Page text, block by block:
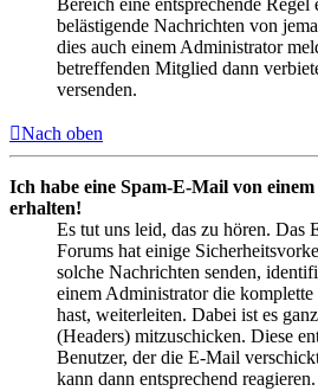
Bereich eine entsprechende Regel
belästigende Nachrichten von
dies auch einem Administrator
betreffenden Mitglied dann
versenden.
Nach oben
Ich habe eine Spam-E-Mail von
erhalten!
Es tut uns leid, das zu hören. Das
Forums hat einige
solche Nachrichten senden,
einem Administrator die
hast, weiterleiten. Dabei ist es
(Headers) mitzuschicken. Diese
Benutzer, der die E-Mail
kann dann entsprechend reagieren.